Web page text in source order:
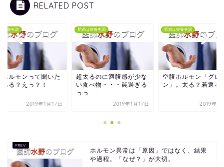
RELATED POST
栄養失調
ホルモンって聞いた
ある？えっ？！
2019年1月17日
肥満は栄養失調
超太るのに満腹感が少な
い食べ物・・・罠過ぎる
っっ
2019年1月17日
肥満は栄養失調
空腹ホルモン「グレ
ン」。太る？若返る
2019年1
ホルモン異常は「原因」ではなく、結果
や過程。「なぜ？」が大切。